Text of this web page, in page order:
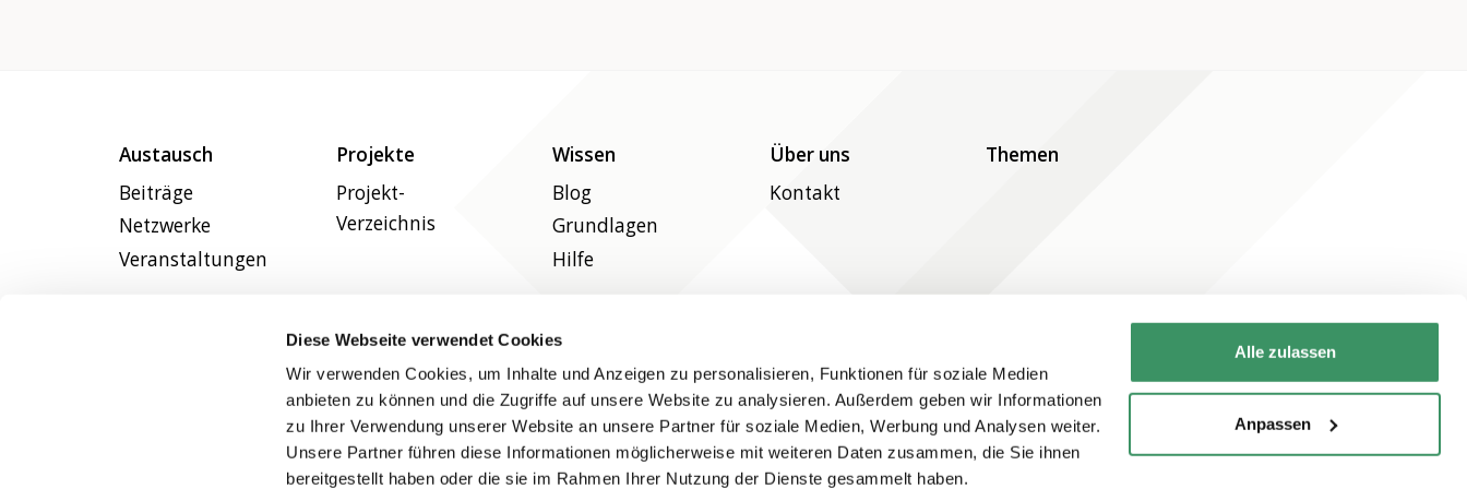
Diese Webseite verwendet Cookies
Wir verwenden Cookies, um Inhalte und Anzeigen zu personalisieren, Funktionen für soziale Medien
anbieten zu können und die Zugriffe auf unsere Website zu analysieren. Außerdem geben wir Informationen
zu Ihrer Verwendung unserer Website an unsere Partner für soziale Medien, Werbung und Analysen weiter.
Unsere Partner führen diese Informationen möglicherweise mit weiteren Daten zusammen, die Sie ihnen
bereitgestellt haben oder die sie im Rahmen Ihrer Nutzung der Dienste gesammelt haben.
Alle zulassen
Anpassen
Austausch
Beiträge
Netzwerke
Veranstaltungen
Projekte
Projekt-
Verzeichnis
Wissen
Blog
Grundlagen
Hilfe
Über uns
Kontakt
Themen
Newsletter abonnieren